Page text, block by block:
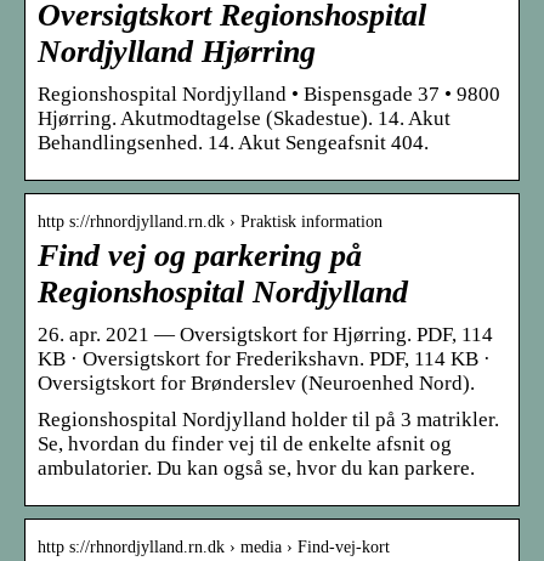
Oversigtskort Regionshospital
Nordjylland Hjørring
Regionshospital Nordjylland • Bispensgade 37 • 9800
Hjørring. Akutmodtagelse (Skadestue). 14. Akut
Behandlingsenhed. 14. Akut Sengeafsnit 404.
http s://rhnordjylland.rn.dk › Praktisk information
Find vej og parkering på
Regionshospital Nordjylland
26. apr. 2021 — Oversigtskort for Hjørring. PDF, 114
KB · Oversigtskort for Frederikshavn. PDF, 114 KB ·
Oversigtskort for Brønderslev (Neuroenhed Nord).
Regionshospital Nordjylland holder til på 3 matrikler.
Se, hvordan du finder vej til de enkelte afsnit og
ambulatorier. Du kan også se, hvor du kan parkere.
http s://rhnordjylland.rn.dk › media › Find-vej-kort